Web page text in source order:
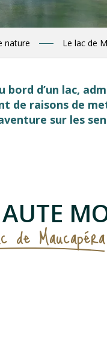
nature Le lac de
d’un lac,
raisons de
sur les
de Maucapéra